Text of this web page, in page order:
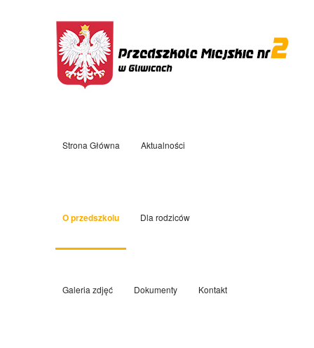
Strona Główna Aktualności
O przedszkolu Dla rodziców
Galeria zdjęć Dokumenty Kontakt